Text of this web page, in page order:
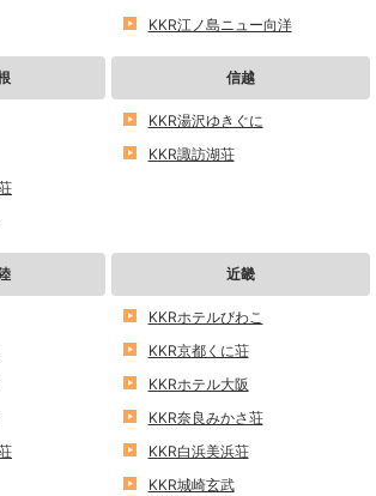
KKR江ノ島ニュー向洋
信越
KKR湯沢ゆきぐに
KKR諏訪湖荘
近畿
KKRホテルびわこ
KKR京都くに荘
KKRホテル大阪
KKR奈良みかさ荘
KKR白浜美浜荘
KKR城崎玄武